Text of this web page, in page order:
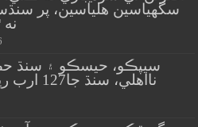
سگهياسين هلياسين، پر
سيپڪو، حيسڪو ۽ سنڌ
نااهلي، سنڌ جا127 ارب رپيا ٻڏي ويا؟